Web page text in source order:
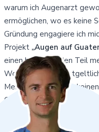
warum ich Augenarzt
ermöglichen, wo es keine
Gründung engagiere ich
Projekt „Augen auf
einen bedeutenden Teil
Wochen – der
Menschen, die sonst
Operationen hätten.